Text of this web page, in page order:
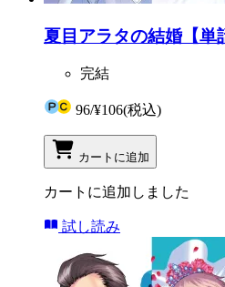
夏目アラタの結婚【単
完結
96/¥106(税込)
カートに追加
カートに追加しました
試し読み